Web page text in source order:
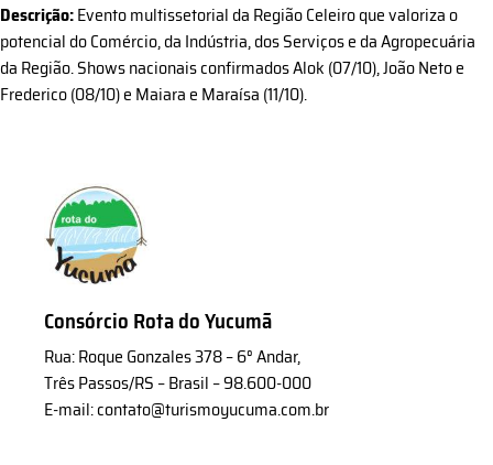
Descrição:Evento multissetorial da Região Celeiro que valoriza o
potencial do Comércio, da Indústria, dos Serviços e da Agropecuária
da Região. Shows nacionais confirmados Alok (07/10), João Neto e
Frederico (08/10) e Maiara e Maraísa (11/10).
Consórcio Rota do Yucumã
Rua: Roque Gonzales 378 – 6° Andar,
Três Passos/RS – Brasil – 98.600-000
E-mail: contato@turismoyucuma.com.br